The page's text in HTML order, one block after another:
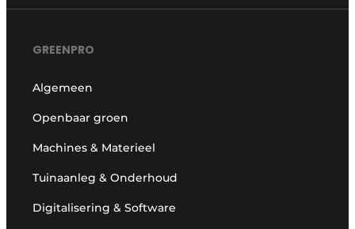
GREENPRO
Algemeen
Openbaar groen
Machines & Materieel
Tuinaanleg & Onderhoud
Digitalisering & Software